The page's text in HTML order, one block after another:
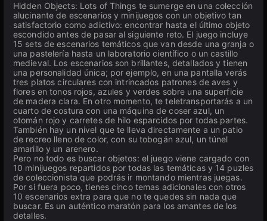
Hidden Objects: Lots of Things te sumerge en una colección
alucinante de escenarios y minijuegos con un objetivo tan
satisfactorio como adictivo: encontrar hasta el último objeto
escondido antes de pasar al siguiente reto. El juego incluye
15 sets de escenarios temáticos que van desde una granja o
una pastelería hasta un laboratorio científico o un castillo
medieval. Los escenarios son brillantes, detallados y tienen
una personalidad única; por ejemplo, en una pantalla verás
tres platos circulares con intrincados patrones de aves y
flores en tonos rojos, azules y verdes sobre una superficie
de madera clara. En otro momento, te teletransportarás a un
cuarto de costura con una máquina de coser azul, un
otomán rojo y carretes de hilo esparcidos por todas partes.
También hay un nivel que te lleva directamente a un patio
de recreo lleno de color, con su tobogán azul, un túnel
amarillo y un arenero.
Pero no todo es buscar objetos: el juego viene cargado con
10 minijuegos repartidos por todas las temáticas y 14 puzles
de coleccionista que podrás ir montando mientras juegas.
Por si fuera poco, tienes cinco temas adicionales con otros
10 escenarios extra para que no te quedes sin nada que
buscar. Es un auténtico maratón para los amantes de los
detalles.